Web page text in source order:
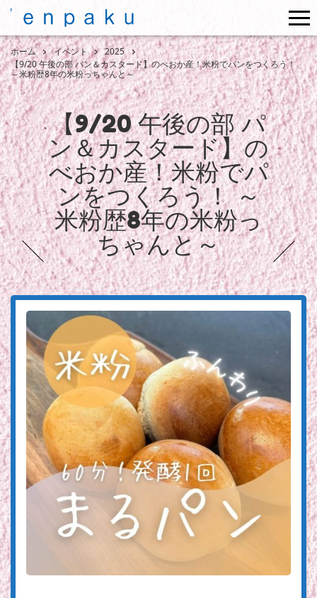
ホーム イベント
2025
【9/20 午後の部 パン＆カスタード】のべおか産！米粉でパンをつくろう！
～米粉歴8年の米粉っちゃんと～
【9/20 午後の部 パ
ン＆カスタード】の
べおか産！米粉でパ
ンをつくろう！ ～
米粉歴8年の米粉っ
ちゃんと～